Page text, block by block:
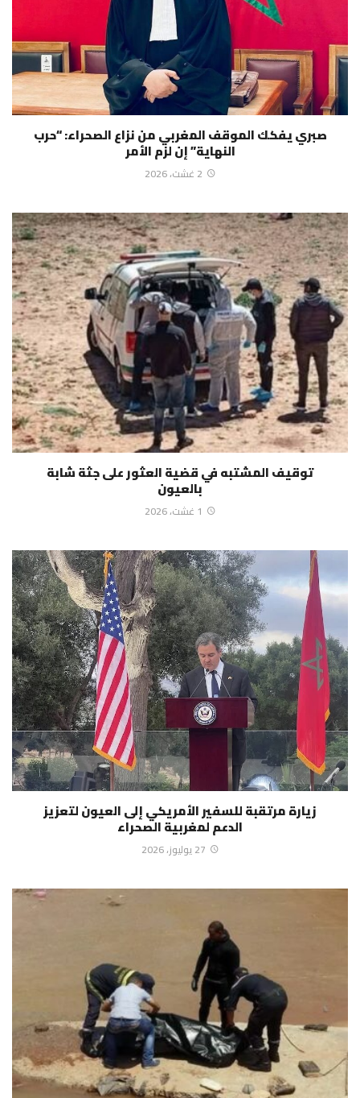
صبري يفكك الموقف المغربي من نزاع الصحراء: “حرب
النهاية” إن لزم الأمر
2 غشت، 2026
توقيف المشتبه في قضية العثور على جثة شابة
بالعيون
1 غشت، 2026
زيارة مرتقبة للسفير الأمريكي إلى العيون لتعزيز
الدعم لمغربية الصحراء
27 يوليوز، 2026